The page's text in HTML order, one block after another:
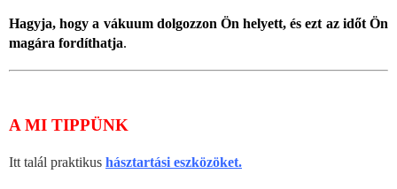
Hagyja, hogy a vákuum dolgozzon Ön helyett, és ezt az időt Ön
magára fordíthatja.
A MI TIPPÜNK
Itt talál praktikus hásztartási eszközöket.